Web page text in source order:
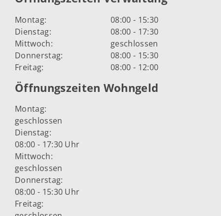
Montag:
08:00 - 15:30
Dienstag:
08:00 - 17:30
Mittwoch:
geschlossen
Donnerstag:
08:00 - 15:30
Freitag:
08:00 - 12:00
Öffnungszeiten Wohngeld
Montag:
geschlossen
Dienstag:
08:00 - 17:30 Uhr
Mittwoch:
geschlossen
Donnerstag:
08:00 - 15:30 Uhr
Freitag: